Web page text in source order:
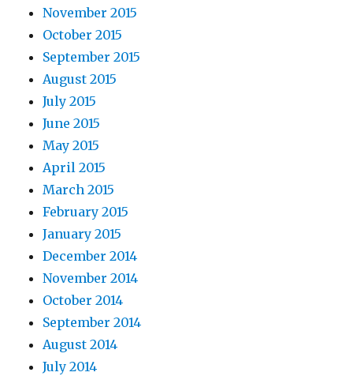
November 2015
October 2015
September 2015
August 2015
July 2015
June 2015
May 2015
April 2015
March 2015
February 2015
January 2015
December 2014
November 2014
October 2014
September 2014
August 2014
July 2014